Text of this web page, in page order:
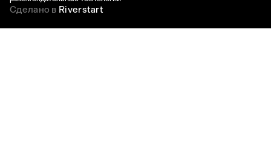
Сделано в Riverstart